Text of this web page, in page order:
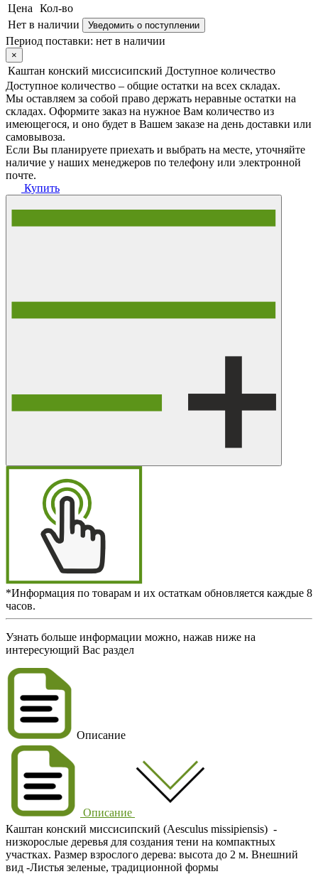
Цена
Кол-во
Нет в наличии
Уведомить о поступлении
Период поставки: нет в наличии
×
Каштан конский миссисипский Доступное количество
Доступное количество – общие остатки на всех складах.
Мы оставляем за собой право держать неравные остатки на
складах. Оформите заказ на нужное Вам количество из
имеющегося, и оно будет в Вашем заказе на день доставки или
самовывоза.
Если Вы планируете приехать и выбрать на месте, уточняйте
наличие у наших менеджеров по телефону или электронной
почте.
Купить
*Информация по товарам и их остаткам обновляется каждые 8
часов.
Узнать больше информации можно, нажав ниже на
интересующий Вас раздел
Описание
Описание
Каштан конский миссисипский (Aesculus missipiensis) -
низкорослые деревья для создания тени на компактных
участках. Размер взрослого дерева: высота до 2 м. Внешний
вид -Листья зеленые, традиционной формы